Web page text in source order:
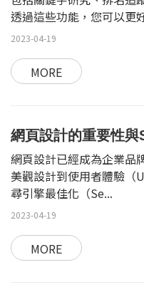
透過這些功能，您可以更
2023-04-19
MORE
網頁設計的重要性與
網頁設計已經成為企業品
美觀設計到使用者體驗（
尋引擎最佳化（Se...
2023-04-19
MORE